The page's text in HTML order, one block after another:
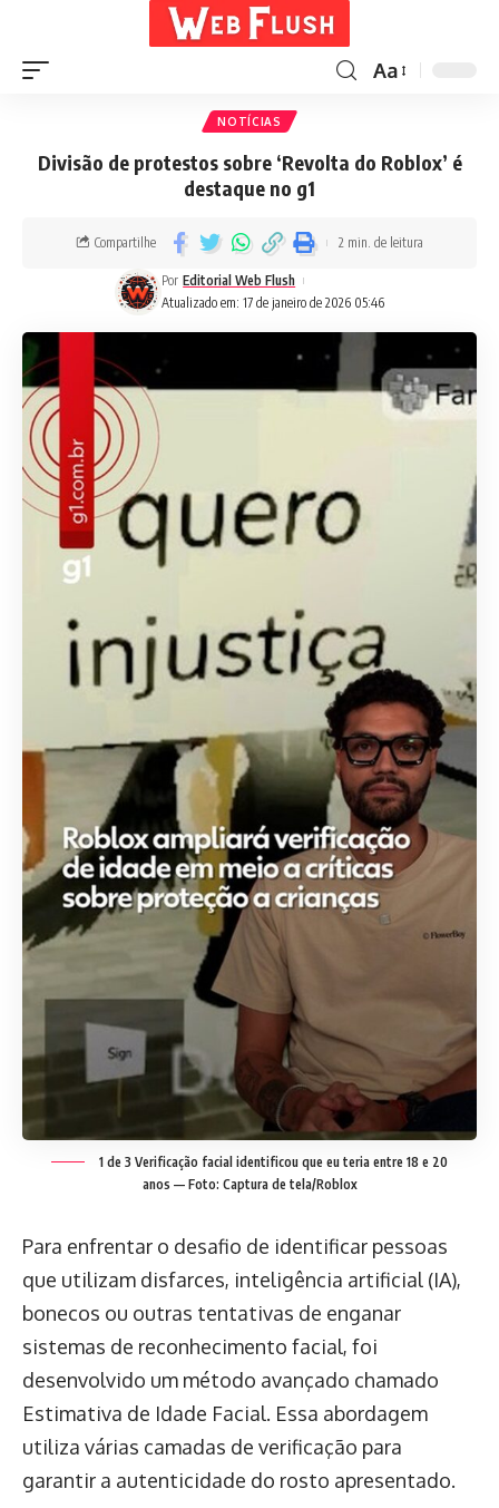
Aa
NOTÍCIAS
Divisão de protestos sobre ‘Revolta do Roblox’ é
destaque no g1
Atualizado em: 17 de janeiro de 2026 05:46
Por Editorial Web Flush
Compartilhe 2 min. de leitura
1 de 3 Verificação facial identificou que eu teria entre 18 e 20
anos — Foto: Captura de tela/Roblox
Para enfrentar o desafio de identificar pessoas
que utilizam disfarces, inteligência artificial (IA),
bonecos ou outras tentativas de enganar
sistemas de reconhecimento facial, foi
desenvolvido um método avançado chamado
Estimativa de Idade Facial. Essa abordagem
utiliza várias camadas de verificação para
garantir a autenticidade do rosto apresentado.